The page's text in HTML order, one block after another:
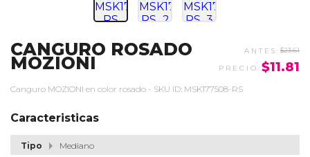
CANGURO ROSADO
MOZIONI
$23.61
$11.81
Canguro MOZIONI en color rosado - SKU ID: MSK177508-RS
Caracteristicas
Tipo
Mediano